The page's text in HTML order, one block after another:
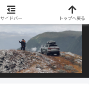
ウトドア用品のブログです
サイドバー トップへ戻る